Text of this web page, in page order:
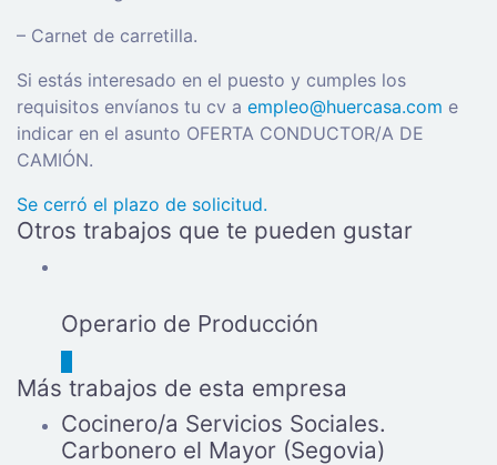
– Carnet de carretilla.
Si estás interesado en el puesto y cumples los
requisitos envíanos tu cv a empleo@huercasa.com e
indicar en el asunto OFERTA CONDUCTOR/A DE
CAMIÓN.
Se cerró el plazo de solicitud.
Otros trabajos que te pueden gustar
Operario de Producción
Más trabajos de esta empresa
Cocinero/a Servicios Sociales.
Carbonero el Mayor (Segovia)